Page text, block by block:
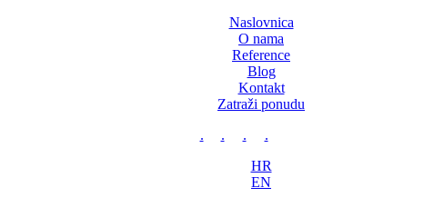
Naslovnica
O nama
Reference
Blog
Kontakt
Zatraži ponudu
.
. .
.
HR
EN